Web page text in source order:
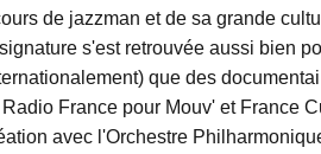
de jazzman et de sa grande
s'est retrouvée aussi bien
que des
France pour Mouv' et France
avec l'Orchestre